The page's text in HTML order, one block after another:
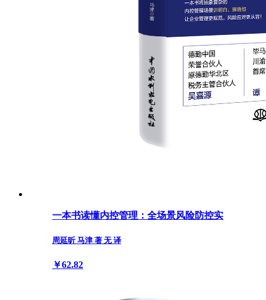
一本书读懂内控管理：全场景风险防控实
周延昕 马津 著 无 译
￥62.82